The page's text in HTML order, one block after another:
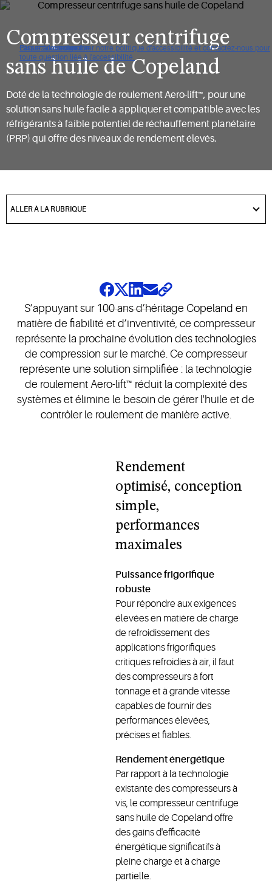
Cliquez pour consulter notre politique d'accessibilité et contactez-nous pour
toute question liée à l'accessibilité.
Passer à la navigation
Passer au contenu
Passer à la recherche
Compresseur centrifuge
sans huile de Copeland
Doté de la technologie de roulement Aero-lift™, pour une
solution sans huile facile à appliquer et compatible avec les
réfrigérants à faible potentiel de réchauffement planétaire
(PRP) qui offre des niveaux de rendement élevés.
toALLER À LA RUBRIQUE
S’appuyant sur 100 ans d’héritage Copeland en
matière de fiabilité et d’inventivité, ce compresseur
représente la prochaine évolution des technologies
de compression sur le marché. Ce compresseur
représente une solution simplifiée : la technologie
de roulement Aero-lift™ réduit la complexité des
systèmes et élimine le besoin de gérer l'huile et de
contrôler le roulement de manière active.
Rendement
optimisé, conception
simple,
performances
maximales
Puissance frigorifique
robuste
Pour répondre aux exigences
élevées en matière de charge
de refroidissement des
applications frigorifiques
critiques refroidies à air, il faut
des compresseurs à fort
tonnage et à grande vitesse
capables de fournir des
performances élevées,
précises et fiables.
Rendement énergétique
Par rapport à la technologie
existante des compresseurs à
vis, le compresseur centrifuge
sans huile de Copeland offre
des gains d'efficacité
énergétique significatifs à
pleine charge et à charge
partielle.